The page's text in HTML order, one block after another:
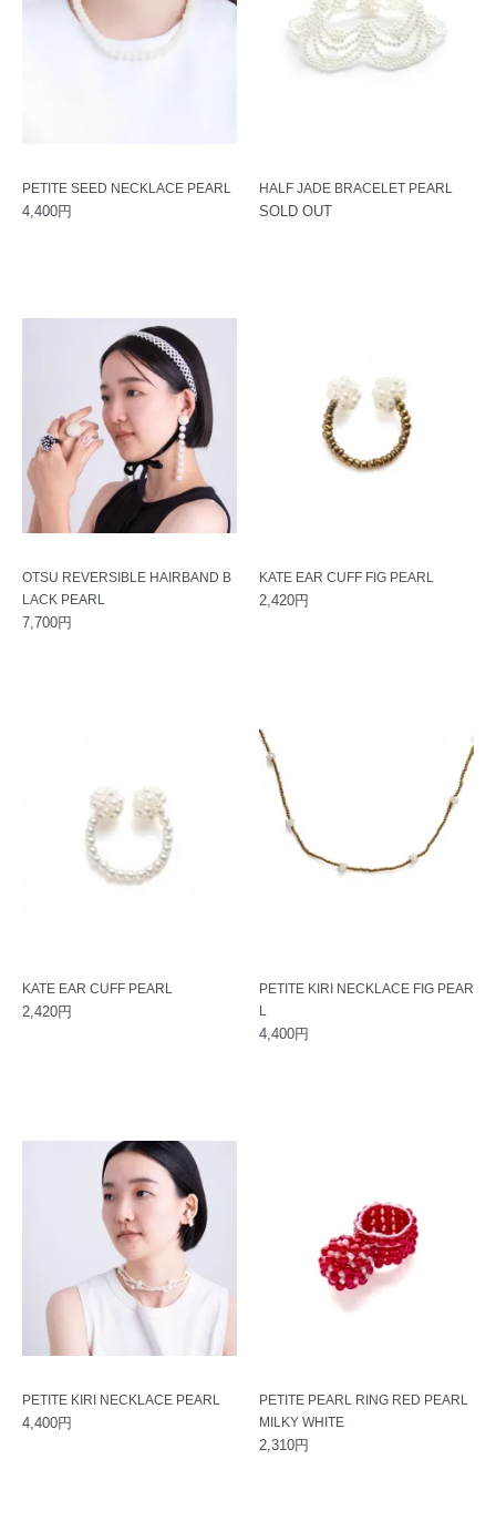
PETITE SEED NECKLACE PEARL
4,400円
HALF JADE BRACELET PEARL
SOLD OUT
OTSU REVERSIBLE HAIRBAND B
LACK PEARL
7,700円
KATE EAR CUFF FIG PEARL
2,420円
KATE EAR CUFF PEARL
2,420円
PETITE KIRI NECKLACE FIG PEAR
L
4,400円
PETITE KIRI NECKLACE PEARL
4,400円
PETITE PEARL RING RED PEARL
MILKY WHITE
2,310円